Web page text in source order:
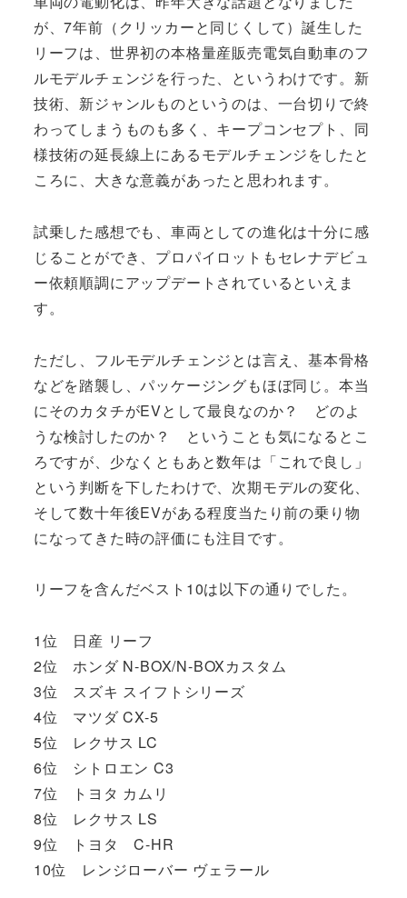
が、7年前（クリッカーと同じくして）誕生した
リーフは、世界初の本格量産販売電気自動車のフ
ルモデルチェンジを行った、というわけです。新
技術、新ジャンルものというのは、一台切りで終
わってしまうものも多く、キープコンセプト、同
様技術の延長線上にあるモデルチェンジをしたと
ころに、大きな意義があったと思われます。
試乗した感想でも、車両としての進化は十分に感
じることができ、プロパイロットもセレナデビュ
ー依頼順調にアップデートされているといえま
す。
ただし、フルモデルチェンジとは言え、基本骨格
などを踏襲し、パッケージングもほぼ同じ。本当
にそのカタチがEVとして最良なのか？ どのよ
うな検討したのか？ ということも気になるとこ
ろですが、少なくともあと数年は「これで良し」
という判断を下したわけで、次期モデルの変化、
そして数十年後EVがある程度当たり前の乗り物
になってきた時の評価にも注目です。
リーフを含んだベスト10は以下の通りでした。
1位 日産 リーフ
2位 ホンダ N-BOX/N-BOXカスタム
3位 スズキ スイフトシリーズ
4位 マツダ CX-5
5位 レクサス LC
6位 シトロエン C3
7位 トヨタ カムリ
8位 レクサス LS
9位 トヨタ C-HR
10位 レンジローバー ヴェラール